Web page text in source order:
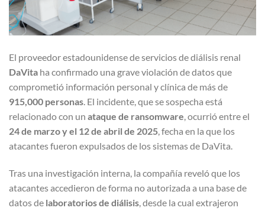
El proveedor estadounidense de servicios de diálisis renal
DaVita ha confirmado una grave violación de datos que
comprometió información personal y clínica de más de
915,000 personas. El incidente, que se sospecha está
relacionado con un ataque de ransomware, ocurrió entre el
24 de marzo y el 12 de abril de 2025, fecha en la que los
atacantes fueron expulsados de los sistemas de DaVita.
Tras una investigación interna, la compañía reveló que los
atacantes accedieron de forma no autorizada a una base de
datos de laboratorios de diálisis, desde la cual extrajeron